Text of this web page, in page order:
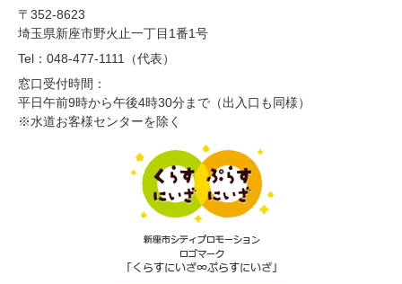
〒352-8623
埼玉県新座市野火止一丁目1番1号
Tel：048-477-1111（代表）
窓口受付時間：
平日午前9時から午後4時30分まで（出入口も同様）
※水道お客様センターを除く